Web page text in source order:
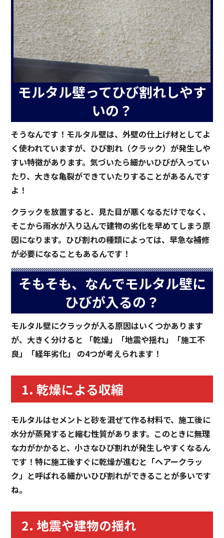
モルタル壁ってひび割れしやす
いの？
そうなんです！モルタル壁は、外壁の仕上げ材としてよ
く使われていますが、ひび割れ（クラック）が発生しや
すい特徴があります。気づいたら細かいひびが入ってい
たり、大きな亀裂ができていたりすることがあるんです
よ！
クラックを放置すると、見た目が悪くなるだけでなく、
そこから雨水が入り込んで建物の劣化を早めてしまう原
因になります。ひび割れの種類によっては、早急な補修
が必要になることもあるんです！
そもそも、なんでモルタル壁に
ひびが入るの？
モルタル壁にクラックが入る原因はいくつかあります
が、大きく分けると 「乾燥」「地震や揺れ」「施工不
良」「経年劣化」 の4つが考えられます！
1. 乾燥による収縮
モルタルはセメントと砂を混ぜて作る材料で、施工後に
水分が蒸発すると縮む性質があります。このときに無理
な力がかかると、小さなひび割れが発生しやすくなるん
です！特に施工後すぐに乾燥が進むと「ヘアークラッ
ク」と呼ばれる細かいひび割れができることが多いです
ね。
2. 地震や建物の揺れ